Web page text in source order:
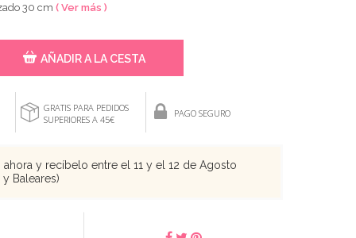
30 cm ( Ver más )
AÑADIR A LA CESTA
GRATIS PARA PEDIDOS
SUPERIORES A 45€
PAGO SEGURO
ahora y recíbelo entre el 11 y el 12 de Agosto
Baleares)